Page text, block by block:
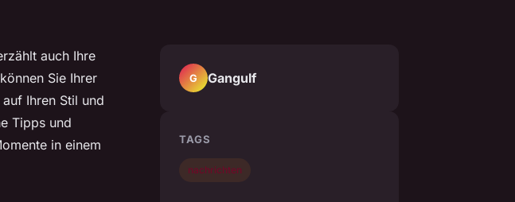
auch Ihre
Sie Ihrer
Ihren Stil und
Tipps und
in einem
G Gangulf
TAGS
nachrichten